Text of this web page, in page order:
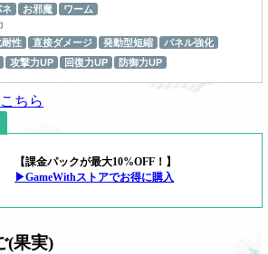
お邪魔 ワーム
耐性 直接ダメージ 発動型短縮
パネル強化
攻撃力UP 回復力UP 防御力UP
ちら
【課金パックが最大10%OFF！】
▶GameWithストアでお得に購入
(果実)